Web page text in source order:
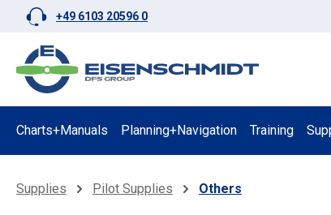
to main content
Skip to search
Skip to main navigation
+49 6103 20596 0
Charts+Manuals Planning+Navigation Training
Supplies Pilot Supplies Others